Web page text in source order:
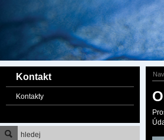
Kontakt
Kontakty